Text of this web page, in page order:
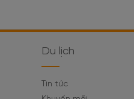
Du lịch
Tin tức